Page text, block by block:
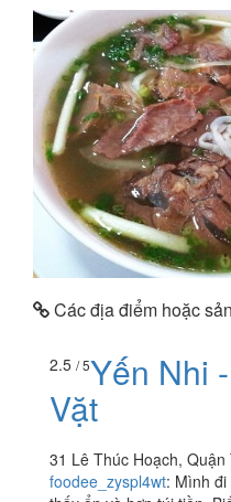
Các địa điểm hoặc
2.5 / 5Yến Nhi
Vặt
31 Lê Thúc Hoạch, Quận
foodee_zyspl4wt: Mình